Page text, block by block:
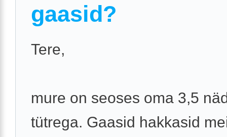
gaasid?
Tere,
mure on seoses oma 3,5
tütrega. Gaasid hakkasid